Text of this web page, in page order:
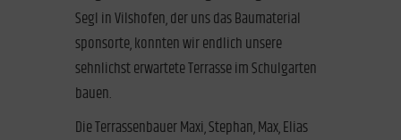
Segl in Vilshofen, der uns das Baumaterial
sponsorte, konnten wir endlich unsere
sehnlichst erwartete Terrasse im Schulgarten
bauen.
Die Terrassenbauer Maxi, Stephan, Max, Elias